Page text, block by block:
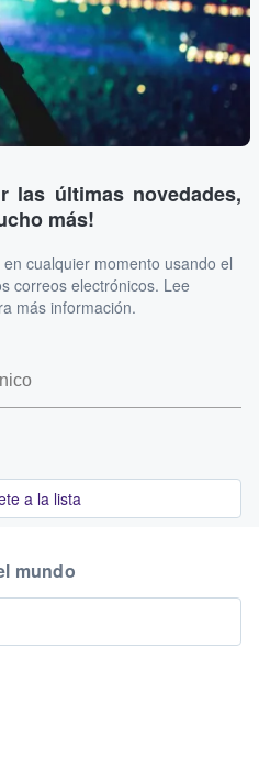
las últimas novedades,
más!
cualquier momento usando el
correos electrónicos. Lee
más información.
a la lista
mundo